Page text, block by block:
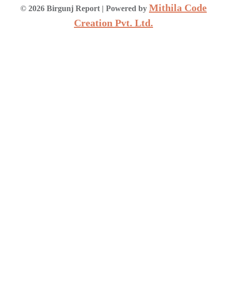
© 2026 Birgunj Report | Powered by Mithila Code
Creation Pvt. Ltd.